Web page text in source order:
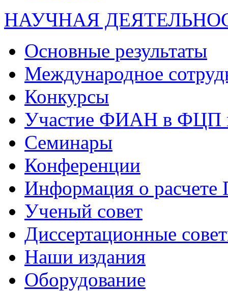
НАУЧНАЯ
Основные результаты
Международное
Конкурсы
Участие ФИАН в ФЦП
Семинары
Конференции
Информация о
Ученый совет
Диссертационные
Наши издания
Оборудование